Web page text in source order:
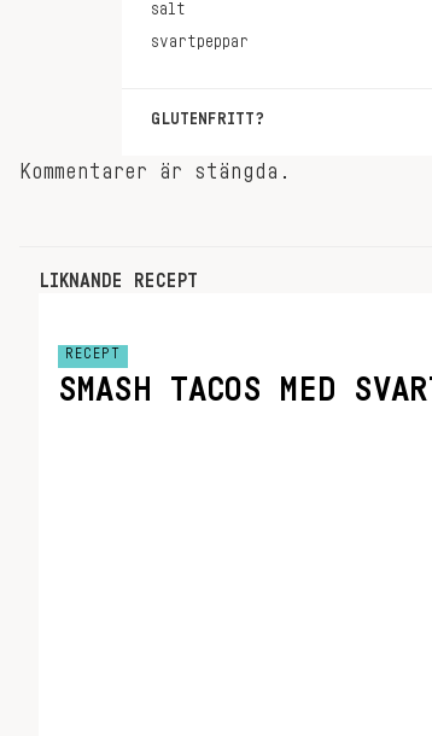
salt
svartpeppar
GLUTENFRITT?
Kommentarer är stängda.
LIKNANDE RECEPT
RECEPT
SMASH TACOS MED